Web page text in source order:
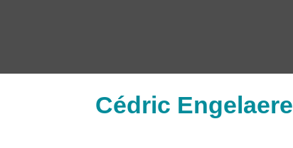
Cédric Engelaere